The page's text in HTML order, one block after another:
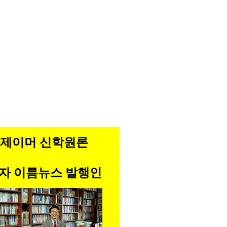
제이머 신학원론
이름뉴스 발행인